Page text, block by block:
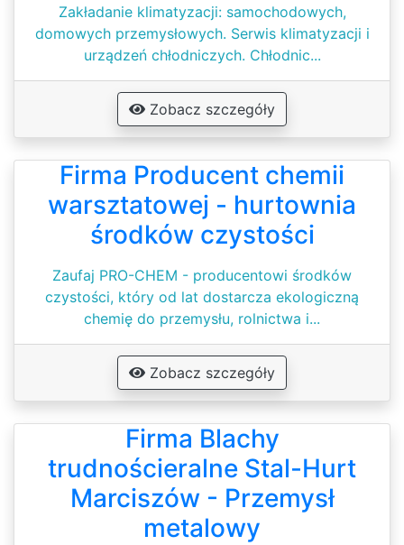
Zakładanie klimatyzacji: samochodowych,
domowych przemysłowych. Serwis klimatyzacji i
urządzeń chłodniczych. Chłodnic...
Zobacz szczegóły
Firma Producent chemii
warsztatowej - hurtownia
środków czystości
Zaufaj PRO-CHEM - producentowi środków
czystości, który od lat dostarcza ekologiczną
chemię do przemysłu, rolnictwa i...
Zobacz szczegóły
Firma Blachy
trudnościeralne Stal-Hurt
Marciszów - Przemysł
metalowy